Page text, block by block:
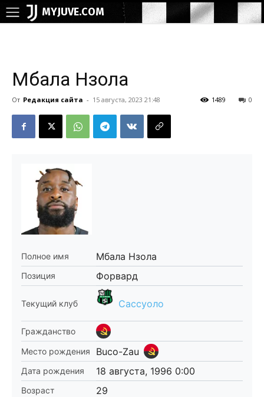
MYJUVE.COM
Мбала Нзола
От Редакция сайта - 15 августа, 2023 21:48 0
1489
Полное имя Мбала Нзола
Позиция Форвард
Текущий клуб Сассуоло
Гражданство
Место рождения
Buco-Zau
Дата рождения 18 августа, 1996 0:00
Возраст 29